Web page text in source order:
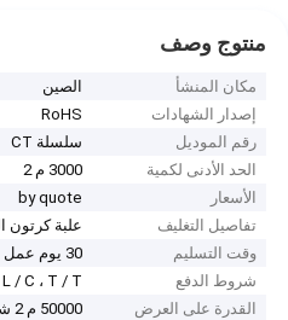
منتوج وصف
مكان المنشأ
الصين
إصدار الشهادات
RoHS
رقم الموديل
سلسلة CT
الحد الأدنى لكمية
3000 م 2
الأسعار
by quote
تفاصيل التغليف
علبة كرتون
وقت التسليم
30 يوم عمل
شروط الدفع
L / C ، T / T
القدرة على العرض
50000 م 2 شهريا